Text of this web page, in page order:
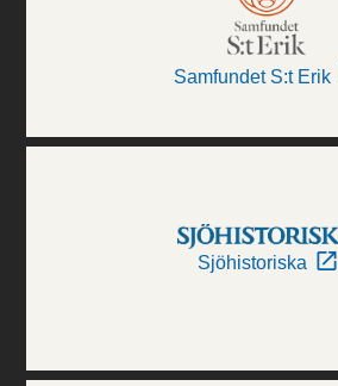
Samfundet S:t Erik
Sjöhistoriska